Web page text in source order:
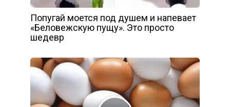
Попугай моется под душем и напевает
«Беловежскую пущу». Это просто
шедевр